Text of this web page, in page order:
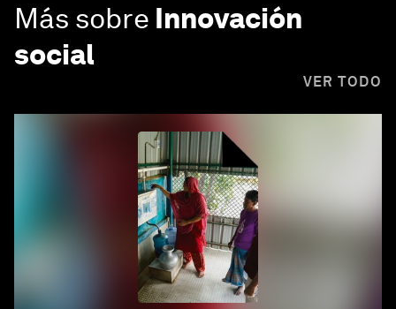
Más sobre Innovación
social
VER TODO